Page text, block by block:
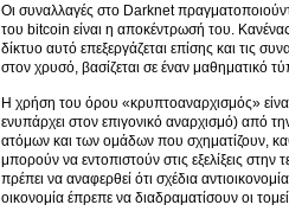
Οι συναλλαγές στο Darknet
του bitcoin είναι η αποκέντρωσή του.
δίκτυο αυτό επεξεργάζεται επίσης και τις
στον χρυσό, βασίζεται σε έναν μαθηματικό
Η χρήση του όρου «κρυπτοαναρχισμός»
ενυπάρχει στον επιγονικό αναρχισμό) από
ατόμων και των ομάδων που σχηματίζουν,
μπορούν να εντοπιστούν στις εξελίξεις
πρέπει να αναφερθεί ότι σχέδια
οικονομία έπρεπε να διαδραματίσουν οι